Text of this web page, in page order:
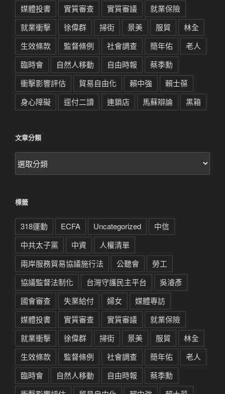
媒體投書
實質審查 實質審議
就業保險
就業衝擊
徐偉群 掃街 景美 服貿
林全
生效條款
監督條例 社會調查 簡年佑
老人
臨時會
自然人移動 自由時報
蔡季勳
衝擊影響評估
貿易自由化 賴中強
賴士葆
身心障礙
逕付二讀 連鎖店 馬蘇辯論 黑箱
文章分類
文
章
標籤
318運動 ECFA Uncategorized
中信
中共太子黨
中資
人權清單
兩岸服務貿易協議施行法
公聽會
勞工
協議監督法制化
台灣守護民主平台
吳濬彥
國會審查
失業給付 婦女
媒體專訪
媒體投書
實質審查 實質審議
就業保險
就業衝擊
徐偉群 掃街 景美 服貿
林全
生效條款
監督條例 社會調查 簡年佑
老人
臨時會
自然人移動 自由時報
蔡季勳